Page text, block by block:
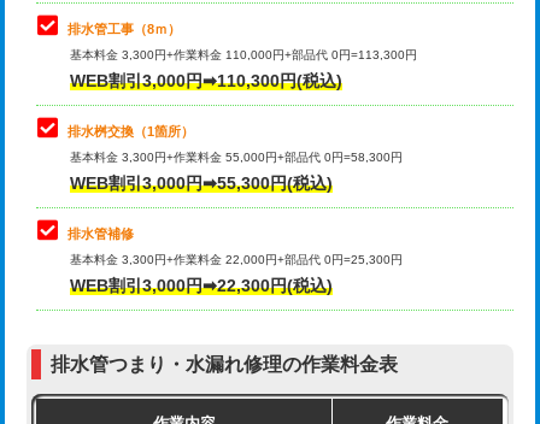
マス交換（深さ50㎝未満）
マス交換（深さ50㎝以上）
コンクリート斫り（厚さ10㎝まで）
コンクリート斫り（厚さ10㎝超え）
モルタル補修（厚さ10㎝まで）
モルタル補修（厚さ10㎝超え）
追加人工 16,500円
その他部品の脱着
交換・取付（タンク）
交換・取付(単水栓（壁付・デッキ
式）)
交換・取付(混合水栓（壁付・デッキ
式・ワンホール）)
16,500円+材料費
交換・取付(排水栓・排水トラップ
交換・取付（その他部品） 11,000円+材料費
持込商品取付（単水栓） 13,200円
排水管工事（8ｍ）
基本料金 3,300円+作業料金 110,000円+部品代 0円=113,300円
WEB割引3,000円➡110,300円(税込)
排水桝交換（1箇所）
基本料金 3,300円+作業料金 55,000円+部品代 0円=58,300円
WEB割引3,000円➡55,300円(税込)
排水管補修
基本料金 3,300円+作業料金 22,000円+部品代 0円=25,300円
WEB割引3,000円➡22,300円(税込)
排水管つまり・水漏れ修理の作業料金表